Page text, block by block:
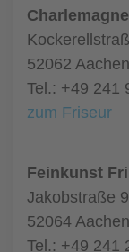
52062 Aachen
Tel.: +49 241
zum Friseur
Feinkunst
Jakobstraße 9
52064 Aachen
Tel.: +49 241